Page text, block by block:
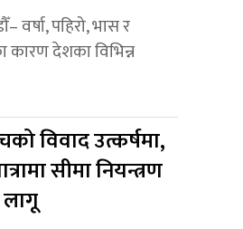
वर्षा, पहिरो, भास र
कारण देशका विभिन्न
विवाद उत्कर्षमा,
सीमा नियन्त्रण
लागू